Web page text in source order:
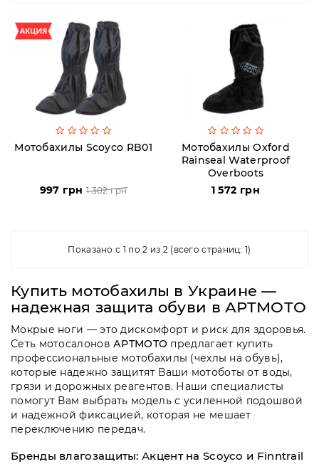
Запчасти
Аксессуары
Акции
artmoto.info@gmail.com
Режим
работы:
Пн-
Пт
09:00
-
19:00
Сб
10:00
Мотобахилы Scoyco RB01
997 грн 1 302 грн
Мотобахилы Oxford
Rainseal Waterproof
Overboots
1 572 грн
Показано с 1 по 2 из 2 (всего страниц: 1)
Купить мотобахилы в Украине —
надежная защита обуви в АРТМОТО
Мокрые ноги — это дискомфорт и риск для здоровья.
Сеть мотосалоновАРТМОТО предлагает купить
профессиональные мотобахилы (чехлы на обувь),
которые надежно защитят Ваши мотоботы от воды,
грязи и дорожных реагентов. Наши специалисты
помогут Вам выбрать модель с усиленной подошвой
и надежной фиксацией, которая не мешает
переключению передач.
Бренды влагозащиты: Акцент на Scoyco и Finntrail